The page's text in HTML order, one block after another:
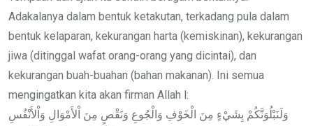
Adakalanya dalam bentuk ketakutan, terkadang pula dalam
bentuk kelaparan, kekurangan harta (kemiskinan), kekurangan
jiwa (ditinggal wafat orang-orang yang dicintai), dan
kekurangan buah-buahan (bahan makanan). Ini semua
mengingatkan kita akan firman Allah l:
وَلَنَبْلُوَنَّكُمْ بِشَيْءٍ مِنَ الْخَوْفِ وَالْجُوعِ وَنَقْصٍ مِنَ اْلأَمْوَالِ وَاْلأَنْفُسِ